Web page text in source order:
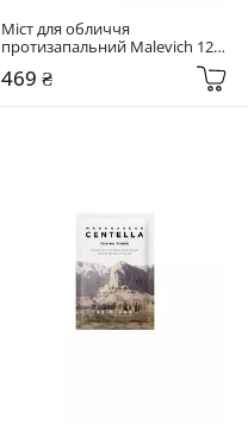
Міст для обличчя
протизапальний Malevich 120
469 ₴